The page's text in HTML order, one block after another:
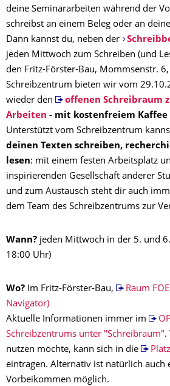
deine Seminararbeiten während der
schreibst an einem Beleg oder an
Dann kannst du, neben der
jeden Mittwoch zum Schreiben (und
den Fritz-Förster-Bau, Mommsenstr.
Schreibzentrum bieten wir vom
wieder den
offenen Schreibraum
Arbeiten - mit kostenfreiem Kaffee
Unterstützt vom Schreibzentrum
deinen Texten schreiben,
lesen: mit einem festen Arbeitsplatz
inspirierenden Gesellschaft anderer
und zum Austausch steht dir auch
dem Team des Schreibzentrums zur
Wann? jeden Mittwoch in der 5. und
18:00 Uhr)
Wo? Im Fritz-Förster-Bau,
Raum
Navigator)
Aktuelle Informationen immer im
Schreibzentrums unter "Schreibraum".
nutzen möchte, kann sich in die
eintragen. Alternativ ist natürlich auch
Vorbeikommen möglich.